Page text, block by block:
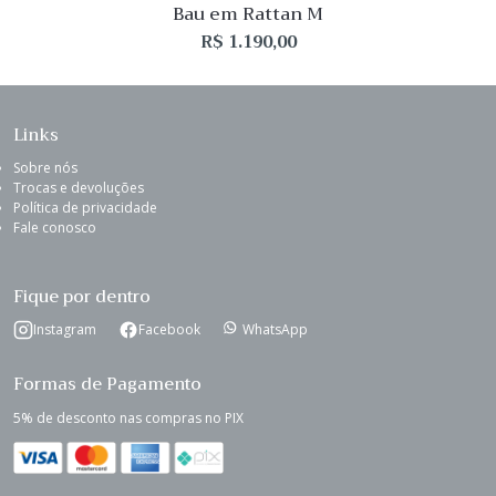
Bau em Rattan M
R$ 1.190,00
Links
Sobre nós
Trocas e devoluções
Política de privacidade
Fale conosco
Fique por dentro
Instagram Facebook WhatsApp
Formas de Pagamento
5% de desconto nas compras no PIX